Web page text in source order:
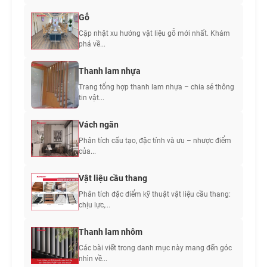
Gỗ
Cập nhật xu hướng vật liệu gỗ mới nhất. Khám
phá về...
Thanh lam nhựa
Trang tổng hợp thanh lam nhựa – chia sẻ thông
tin vật...
Vách ngăn
Phân tích cấu tạo, đặc tính và ưu – nhược điểm
của...
Vật liệu cầu thang
Phân tích đặc điểm kỹ thuật vật liệu cầu thang:
chịu lực,...
Thanh lam nhôm
Các bài viết trong danh mục này mang đến góc
nhìn về...